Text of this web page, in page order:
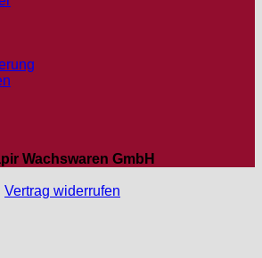
Wachswaren GmbH
Vertrag widerrufen